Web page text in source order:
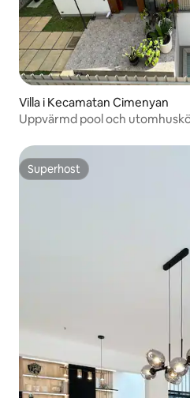
Villa i Kecamatan Cimenyan
Superhost
Superhost